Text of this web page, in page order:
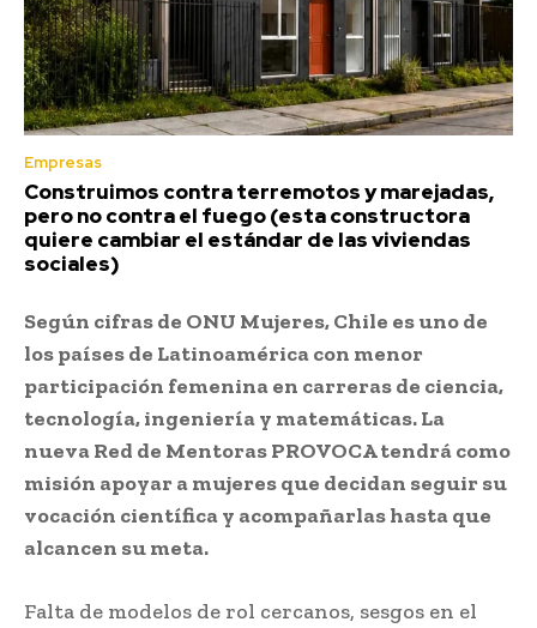
Empresas
Construimos contra terremotos y marejadas,
pero no contra el fuego (esta constructora
quiere cambiar el estándar de las viviendas
sociales)
Según cifras de ONU Mujeres, Chile es uno de
los países de Latinoamérica con menor
participación femenina en carreras de ciencia,
tecnología, ingeniería y matemáticas. La
nueva Red de Mentoras PROVOCA tendrá como
misión apoyar a mujeres que decidan seguir su
vocación científica y acompañarlas hasta que
alcancen su meta.
Falta de modelos de rol cercanos, sesgos en el